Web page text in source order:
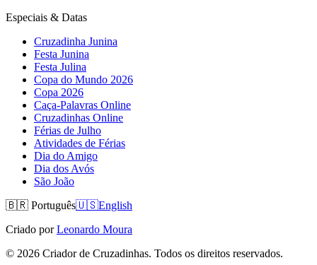
Especiais & Datas
Cruzadinha Junina
Festa Junina
Festa Julina
Copa do Mundo 2026
Copa 2026
Caça-Palavras Online
Cruzadinhas Online
Férias de Julho
Atividades de Férias
Dia do Amigo
Dia dos Avós
São João
🇧🇷 Português🇺🇸English
Criado por Leonardo Moura
© 2026 Criador de Cruzadinhas. Todos os direitos reservados.